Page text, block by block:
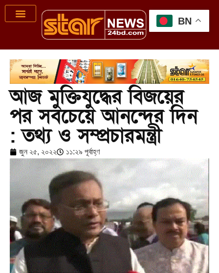
আজ মুক্তিযুদ্ধের বিজয়ের
পর সবচেয়ে আনন্দের দিন
: তথ্য ও সম্প্রচারমন্ত্রী
জুন ২৫, ২০২২ ১১:২৯ পূর্বাহ্ণ
BN